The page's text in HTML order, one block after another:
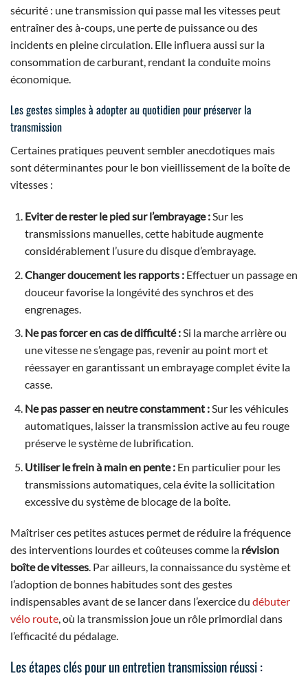
sécurité : une transmission qui passe mal les vitesses peut
entraîner des à-coups, une perte de puissance ou des
incidents en pleine circulation. Elle influera aussi sur la
consommation de carburant, rendant la conduite moins
économique.
Les gestes simples à adopter au quotidien pour préserver la
transmission
Certaines pratiques peuvent sembler anecdotiques mais
sont déterminantes pour le bon vieillissement de la boîte de
vitesses :
Eviter de rester le pied sur l’embrayage :Sur les
transmissions manuelles, cette habitude augmente
considérablement l’usure du disque d’embrayage.
Changer doucement les rapports :Effectuer un passage en
douceur favorise la longévité des synchros et des
engrenages.
Ne pas forcer en cas de difficulté :Si la marche arrière ou
une vitesse ne s’engage pas, revenir au point mort et
réessayer en garantissant un embrayage complet évite la
casse.
Ne pas passer en neutre constamment :Sur les véhicules
automatiques, laisser la transmission active au feu rouge
préserve le système de lubrification.
Utiliser le frein à main en pente :En particulier pour les
transmissions automatiques, cela évite la sollicitation
excessive du système de blocage de la boîte.
Maîtriser ces petites astuces permet de réduire la fréquence
des interventions lourdes et coûteuses comme la révision
boîte de vitesses. Par ailleurs, la connaissance du système et
l’adoption de bonnes habitudes sont des gestes
indispensables avant de se lancer dans l’exercice du débuter
vélo route, où la transmission joue un rôle primordial dans
l’efficacité du pédalage.
Les étapes clés pour un entretien transmission réussi :